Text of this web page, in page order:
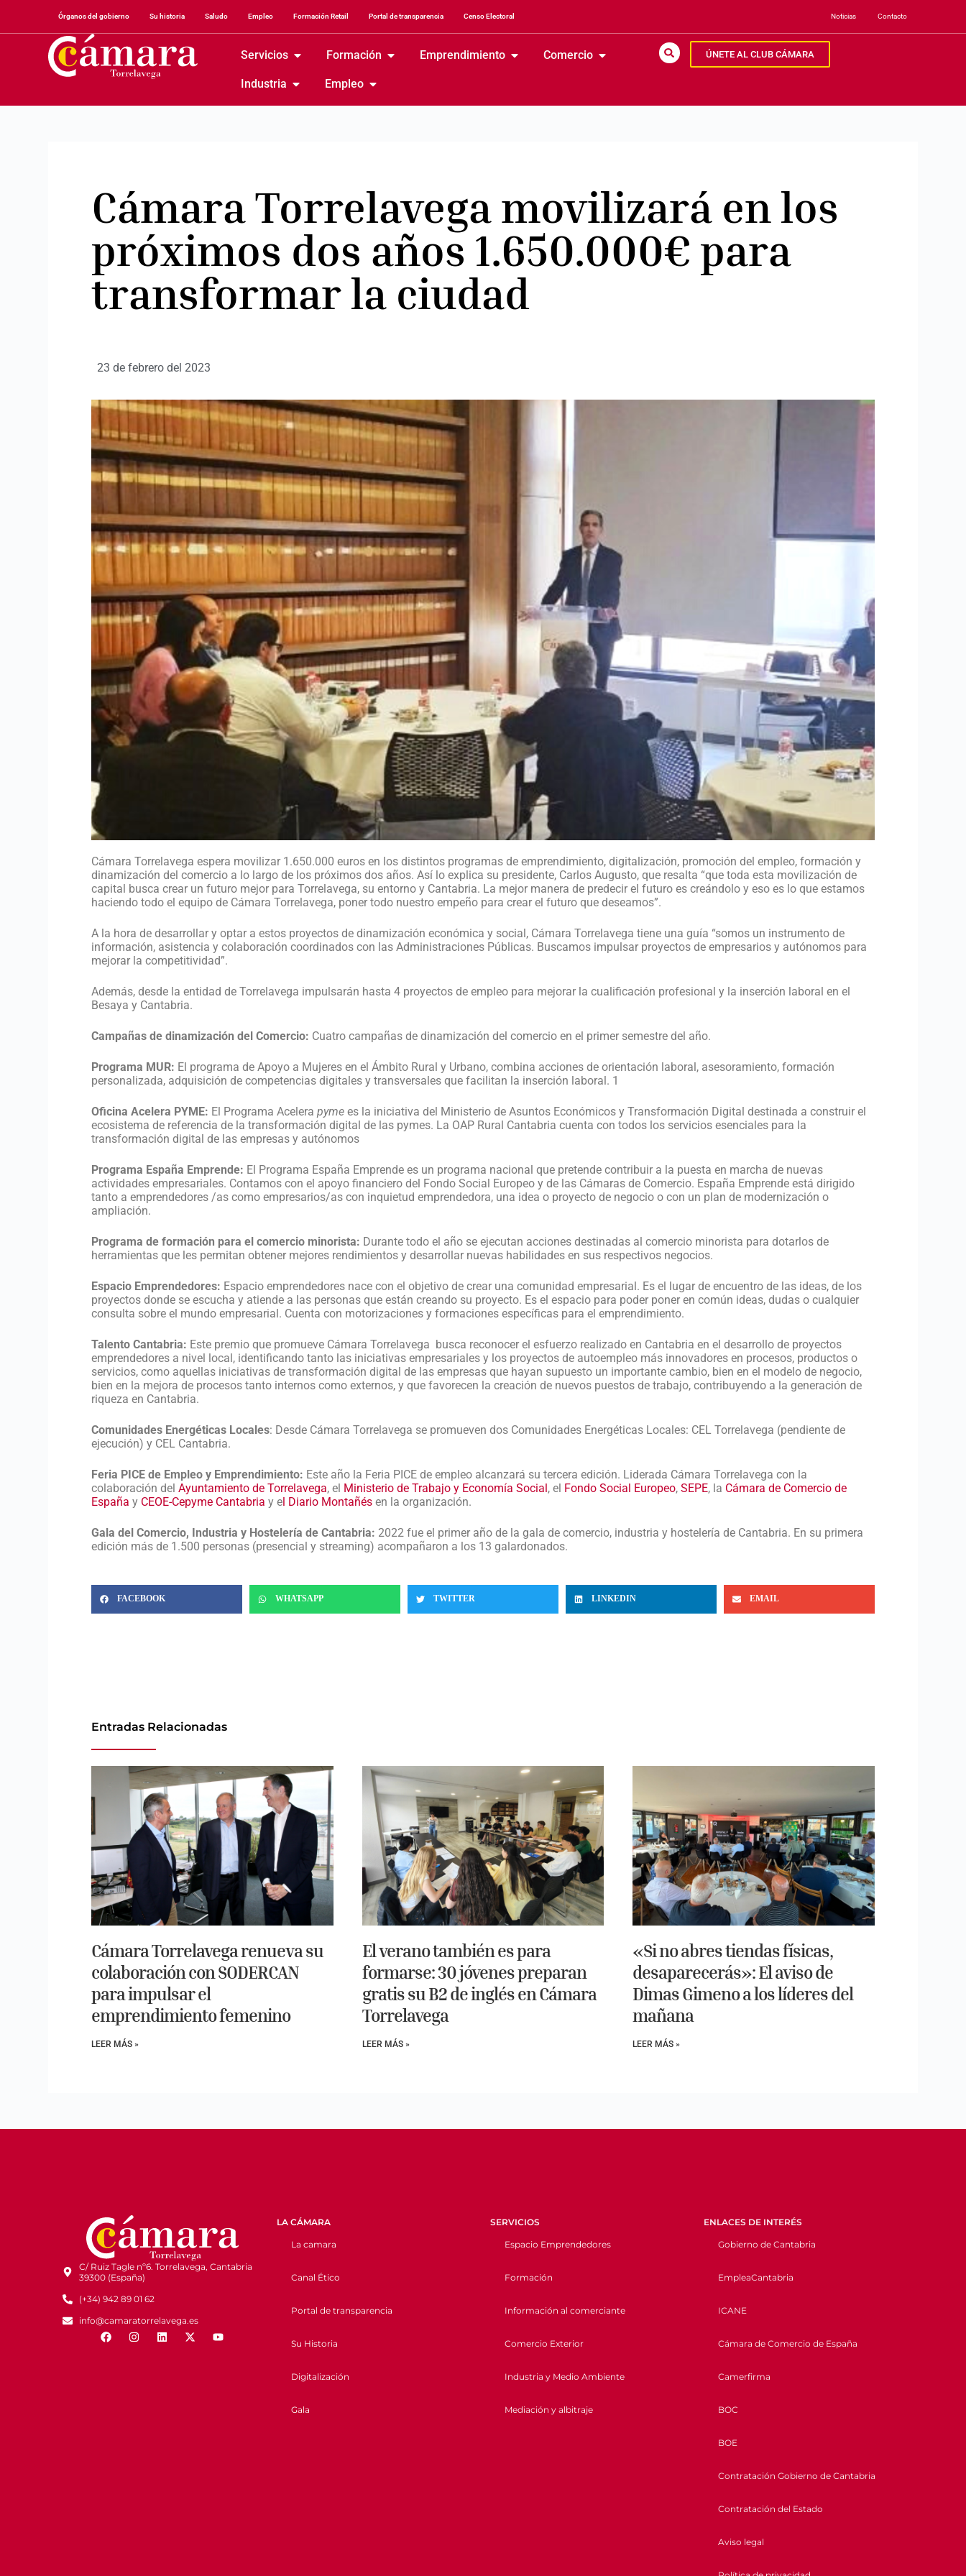
Órganos del gobierno Su historia Saludo Empleo Formación Retail Portal de transparencia Censo Electoral Noticias Contacto
Servicios Formación Emprendimiento Comercio
Industria Empleo
ÚNETE AL CLUB CÁMARA
Cámara Torrelavega movilizará en los
próximos dos años 1.650.000€ para
transformar la ciudad
23 de febrero del 2023
Cámara Torrelavega espera movilizar 1.650.000 euros en los distintos programas de emprendimiento, digitalización, promoción del empleo, formación y
dinamización del comercio a lo largo de los próximos dos años. Así lo explica su presidente, Carlos Augusto, que resalta “que toda esta movilización de
capital busca crear un futuro mejor para Torrelavega, su entorno y Cantabria. La mejor manera de predecir el futuro es creándolo y eso es lo que estamos
haciendo todo el equipo de Cámara Torrelavega, poner todo nuestro empeño para crear el futuro que deseamos”.
A la hora de desarrollar y optar a estos proyectos de dinamización económica y social, Cámara Torrelavega tiene una guía “somos un instrumento de
información, asistencia y colaboración coordinados con las Administraciones Públicas. Buscamos impulsar proyectos de empresarios y autónomos para
mejorar la competitividad”.
Además, desde la entidad de Torrelavega impulsarán hasta 4 proyectos de empleo para mejorar la cualificación profesional y la inserción laboral en el
Besaya y Cantabria.
Campañas de dinamización del Comercio: Cuatro campañas de dinamización del comercio en el primer semestre del año.
Programa MUR: El programa de Apoyo a Mujeres en el Ámbito Rural y Urbano, combina acciones de orientación laboral, asesoramiento, formación
personalizada, adquisición de competencias digitales y transversales que facilitan la inserción laboral. 1
Oficina Acelera PYME: El Programa Acelerapyme es la iniciativa del Ministerio de Asuntos Económicos y Transformación Digital destinada a construir el
ecosistema de referencia de la transformación digital de las pymes. La OAP Rural Cantabria cuenta con todos los servicios esenciales para la
transformación digital de las empresas y autónomos
Programa España Emprende: El Programa España Emprende es un programa nacional que pretende contribuir a la puesta en marcha de nuevas
actividades empresariales. Contamos con el apoyo financiero del Fondo Social Europeo y de las Cámaras de Comercio. España Emprende está dirigido
tanto a emprendedores /as como empresarios/as con inquietud emprendedora, una idea o proyecto de negocio o con un plan de modernización o
ampliación.
Programa de formación para el comercio minorista: Durante todo el año se ejecutan acciones destinadas al comercio minorista para dotarlos de
herramientas que les permitan obtener mejores rendimientos y desarrollar nuevas habilidades en sus respectivos negocios.
Espacio Emprendedores: Espacio emprendedores nace con el objetivo de crear una comunidad empresarial. Es el lugar de encuentro de las ideas, de los
proyectos donde se escucha y atiende a las personas que están creando su proyecto. Es el espacio para poder poner en común ideas, dudas o cualquier
consulta sobre el mundo empresarial. Cuenta con motorizaciones y formaciones específicas para el emprendimiento.
Talento Cantabria: Este premio que promueve Cámara Torrelavega busca reconocer el esfuerzo realizado en Cantabria en el desarrollo de proyectos
emprendedores a nivel local, identificando tanto las iniciativas empresariales y los proyectos de autoempleo más innovadores en procesos, productos o
servicios, como aquellas iniciativas de transformación digital de las empresas que hayan supuesto un importante cambio, bien en el modelo de negocio,
bien en la mejora de procesos tanto internos como externos, y que favorecen la creación de nuevos puestos de trabajo, contribuyendo a la generación de
riqueza en Cantabria.
Comunidades Energéticas Locales: Desde Cámara Torrelavega se promueven dos Comunidades Energéticas Locales: CEL Torrelavega (pendiente de
ejecución) y CEL Cantabria.
Feria PICE de Empleo y Emprendimiento: Este año la Feria PICE de empleo alcanzará su tercera edición. Liderada Cámara Torrelavega con la
colaboración delAyuntamiento de Torrelavega, el Ministerio de Trabajo y Economía Social, el Fondo Social Europeo,SEPE, la Cámara de Comercio de
España y CEOE-Cepyme Cantabria y el Diario Montañés en la organización.
Gala del Comercio, Industria y Hostelería de Cantabria:2022 fue el primer año de la gala de comercio, industria y hostelería de Cantabria. En su primera
edición más de 1.500 personas (presencial y streaming) acompañaron a los 13 galardonados.
FACEBOOK WHATSAPP TWITTER LINKEDIN EMAIL
Entradas Relacionadas
Cámara Torrelavega renueva su
colaboración con SODERCAN
para impulsar el
emprendimiento femenino
LEER MÁS »
El verano también es para
formarse: 30 jóvenes preparan
gratis su B2 de inglés en Cámara
Torrelavega
LEER MÁS »
«Si no abres tiendas físicas,
desaparecerás»: El aviso de
Dimas Gimeno a los líderes del
mañana
LEER MÁS »
C/ Ruiz Tagle nº6. Torrelavega, Cantabria
39300 (España)
(+34) 942 89 01 62
info@camaratorrelavega.es
LA CÁMARA
La camara
Canal Ético
Portal de transparencia
Su Historia
Digitalización
Gala
SERVICIOS
Espacio Emprendedores
Formación
Información al comerciante
Comercio Exterior
Industria y Medio Ambiente
Mediación y albitraje
ENLACES DE INTERÉS
Gobierno de Cantabria
EmpleaCantabria
ICANE
Cámara de Comercio de España
Camerfirma
BOC
BOE
Contratación Gobierno de Cantabria
Contratación del Estado
Aviso legal